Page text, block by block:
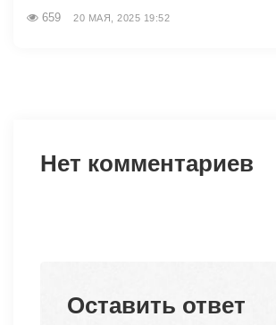
659 20 МАЯ, 2025 19:52
Нет комментариев
Оставить ответ